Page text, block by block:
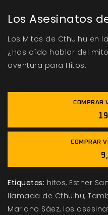
Los Asesinatos
Los Mitos de Cthulhu en
¿Has oído hablar del
aventura para Hitos.
COMPRAR
COMPRAR
Etiquetas: hitos Esther
llamada de Cthulhu
Mariano Sáez los